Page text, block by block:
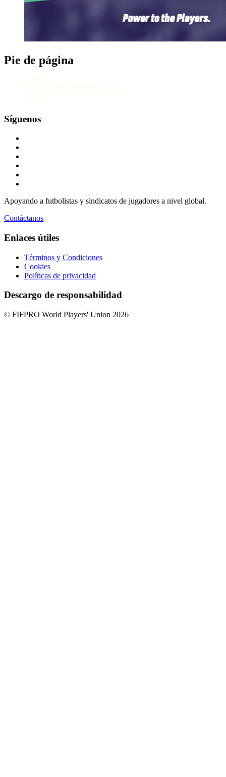
Pie de página
Síguenos
Apoyando a futbolistas y sindicatos de jugadores a nivel global.
Contáctanos
Enlaces útiles
Términos y Condiciones
Cookies
Políticas de privacidad
Descargo de responsabilidad
© FIFPRO World Players' Union 2026